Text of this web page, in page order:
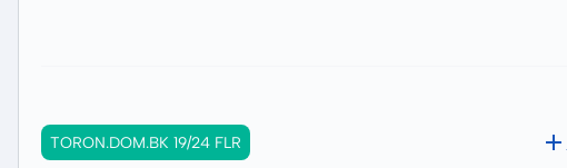
TORON.DOM.BK 19/24 FLR